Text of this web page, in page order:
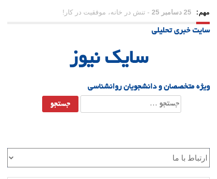
مهم: 23 دسامبر 25 - چرا اراده می‌کنیم ولی شکست می‌خوریم؟
21 دسامبر 25
سایت خبری تحلیلی
سایک نیوز
ویژه متخصصان و دانشجویان روانشناسی
جستجو
برای: